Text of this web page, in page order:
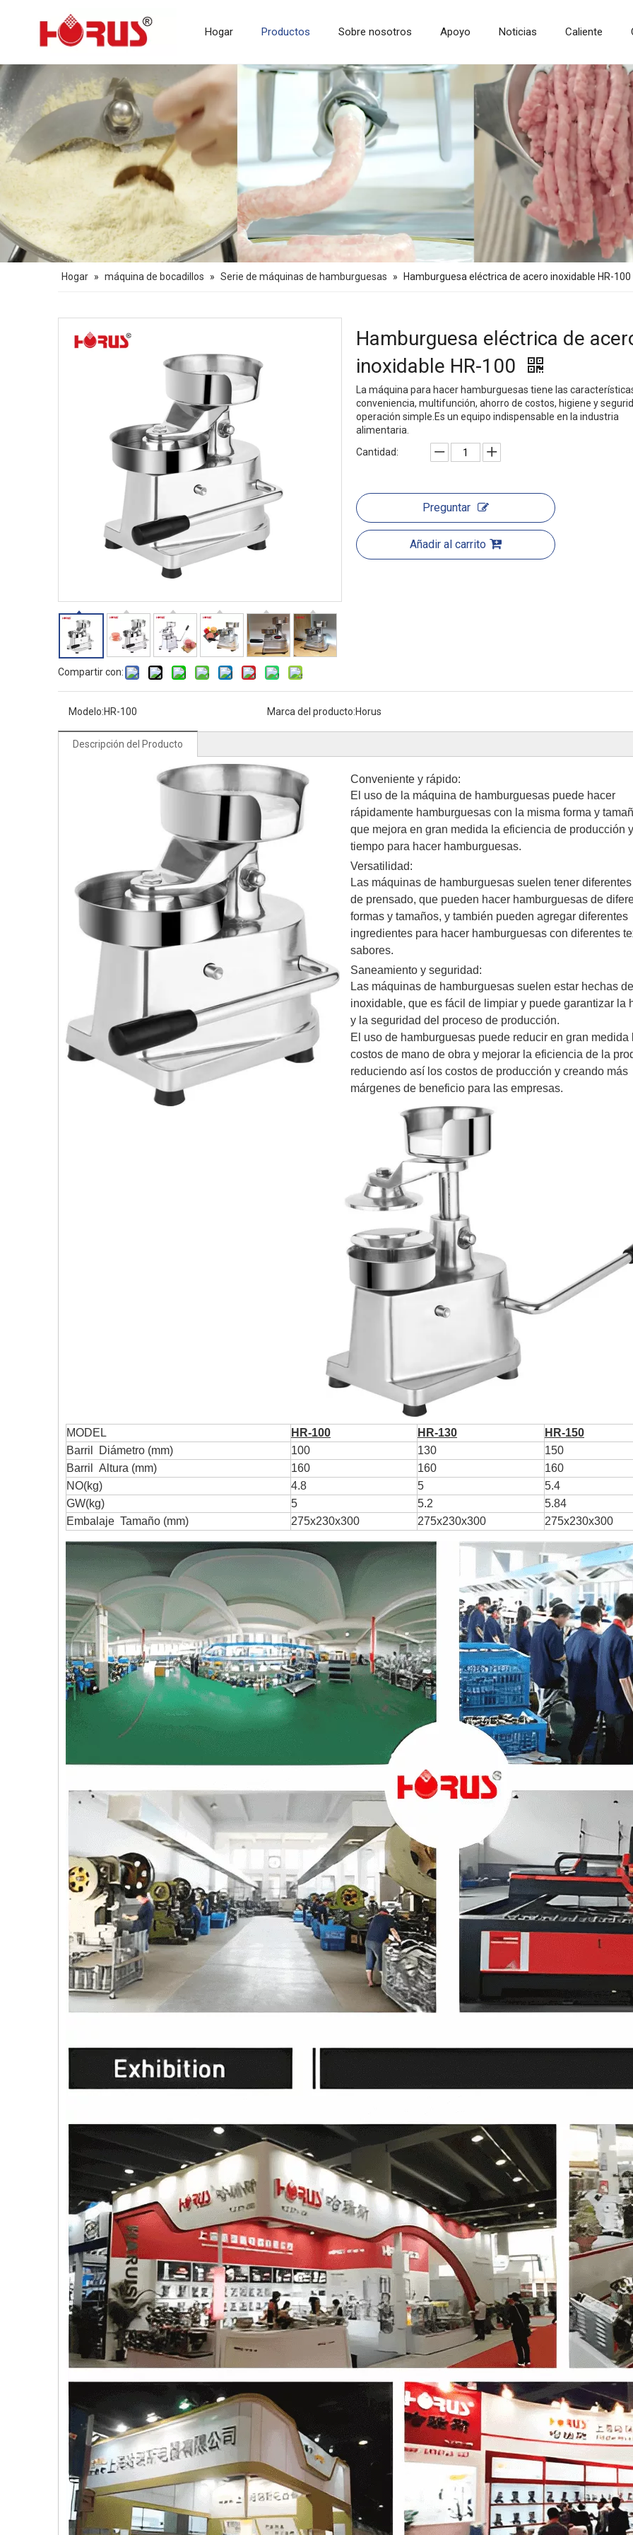
Hogar Productos Sobre nosotros Apoyo Noticias Caliente
Hogar » máquina de bocadillos » Serie de máquinas de hamburguesas » Hamburguesa eléctrica de acero inoxidable HR-100
Compartir con:
Hamburguesa eléctrica de
inoxidable HR-100
La máquina para hacer hamburguesas tiene las
conveniencia, multifunción, ahorro de costos, higiene y
operación simple.Es un equipo indispensable en la industria
alimentaria.
Cantidad:
Preguntar
Añadir al carrito
Modelo:HR-100 Marca del producto:Horus
Descripción del Producto
Conveniente y rápido:
El uso de la máquina de hamburguesas puede hacer
rápidamente hamburguesas con la misma forma y
que mejora en gran medida la eficiencia de producción
tiempo para hacer hamburguesas.
Versatilidad:
Las máquinas de hamburguesas suelen tener
de prensado, que pueden hacer hamburguesas de
formas y tamaños, y también pueden agregar diferentes
ingredientes para hacer hamburguesas con diferentes
sabores.
Saneamiento y seguridad:
Las máquinas de hamburguesas suelen estar hechas
inoxidable, que es fácil de limpiar y puede garantizar la
y la seguridad del proceso de producción.
El uso de hamburguesas puede reducir en gran medida
costos de mano de obra y mejorar la eficiencia de la
reduciendo así los costos de producción y creando más
márgenes de beneficio para las empresas.
MODEL HR-100 HR-130
HR-150
Barril Diámetro (mm)
100 130
150
Barril Altura (mm)
160 160
160
NO(kg)
4.8 5
5.4
GW(kg)
5 5.2
5.84
Embalaje Tamaño (mm)
275x230x300 275x230x300 275x230x300